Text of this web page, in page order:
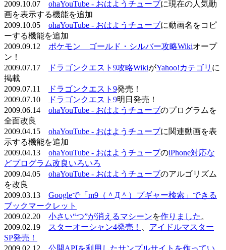
2009.10.07 ohaYouTube - おはようチューブに現在の人気動
画を表示する機能を追加
2009.10.05 ohaYouTube - おはようチューブに動画名をコピ
ーする機能を追加
2009.09.12 ポケモン ゴールド・シルバー攻略Wikiオープ
ン！
2009.07.17
ドラゴンクエスト9攻略WikiがYahoo!カテゴリ に
掲載
2009.07.11
ドラゴンクエスト9発売！
2009.07.10
ドラゴンクエスト9明日発売！
2009.06.14 ohaYouTube - おはようチューブのプログラムを
全面改良
2009.04.15 ohaYouTube - おはようチューブに関連動画を表
示する機能を追加
2009.04.13 ohaYouTube - おはようチューブのiPhone対応な
どプログラム改良いろいろ
2009.04.05 ohaYouTube - おはようチューブのアルゴリズム
を改良
2009.03.13 Googleで「m9（＾Д＾）プギャー検索」できる
ブックマークレット
2009.02.20 小さい“つ”が消えるマシーンを作りました 。
2009.02.19
スターオーシャン4発売！
アイドルマスター
SP発売！
2009.02.12 公開APIを利用したサンプルサイトを作ってい